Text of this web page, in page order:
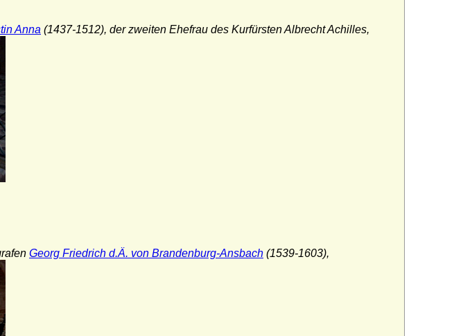
Anna (1437-1512), der zweiten Ehefrau des Kurfürsten Albrecht Achilles,
Georg Friedrich d.Ä. von Brandenburg-Ansbach (1539-1603),